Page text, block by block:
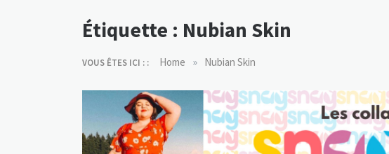
Étiquette : Nubian Skin
VOUS ÊTES ICI : : Home » Nubian Skin